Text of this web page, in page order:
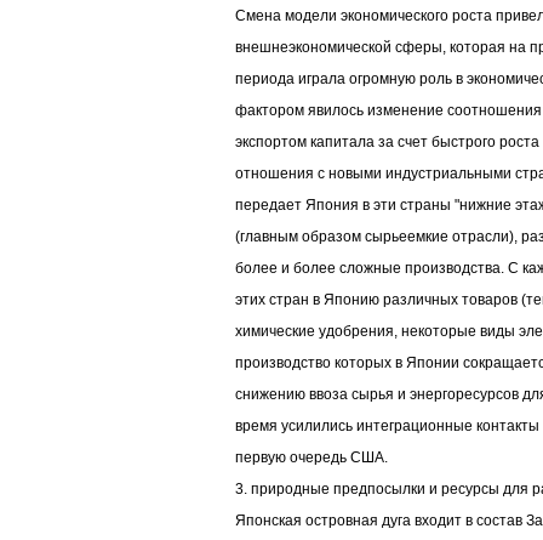
Смена модели экономического роста
внешнеэкономической сферы, которая на
периода играла огромную роль в
фактором явилось изменение
экспортом капитала за счет быстрого
отношения с новыми индустриальными
передает Япония в эти страны "нижние
(главным образом сырьеемкие отрасли),
более и более сложные производства. С
этих стран в Японию различных товаров
химические удобрения, некоторые виды
производство которых в Японии
снижению ввоза сырья и энергоресурсов
время усилились интеграционные
первую очередь США.
3. природные предпосылки и ресурсы для
Японская островная дуга входит в состав